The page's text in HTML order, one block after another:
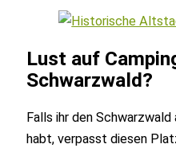
Lust auf
Schwarzwald?
Falls ihr den
habt, verpasst diesen